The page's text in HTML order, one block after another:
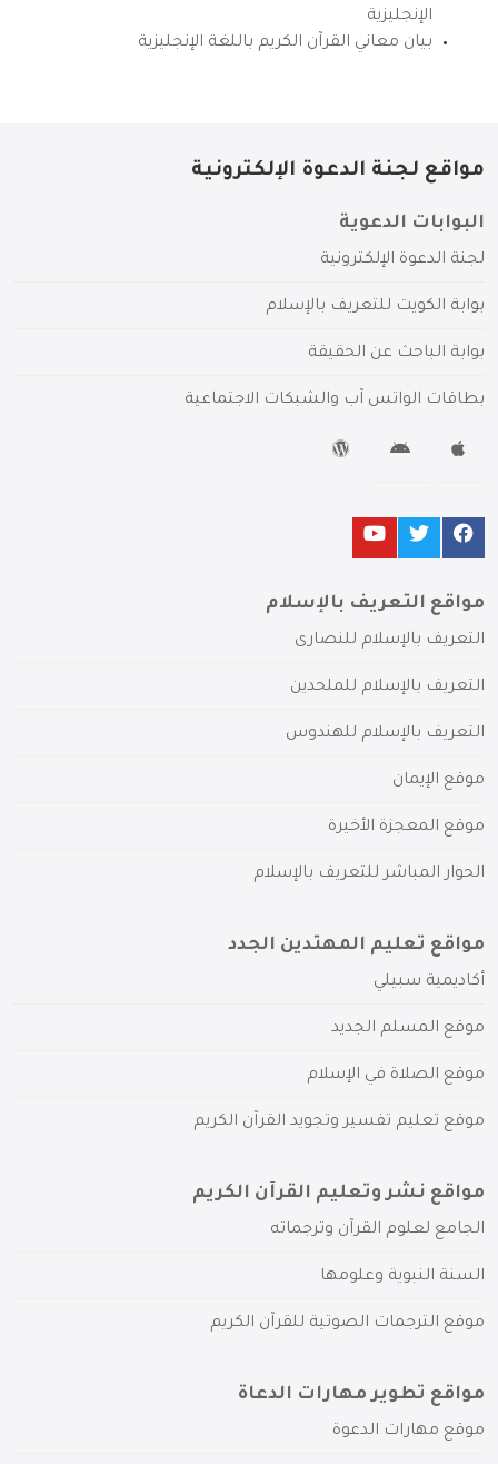
الإنجليزية
بيان معاني القرآن الكريم باللغة الإنجليزية
مواقع لجنة الدعوة الإلكترونية
البوابات الدعوية
لجنة الدعوة الإلكترونية
بوابة الكويت للتعريف بالإسلام
بوابة الباحث عن الحقيقة
بطاقات الواتس آب والشبكات الاجتماعية
مواقع التعريف بالإسلام
التعريف بالإسلام للنصارى
التعريف بالإسلام للملحدين
التعريف بالإسلام للهندوس
موقع الإيمان
موقع المعجزة الأخيرة
الحوار المباشر للتعريف بالإسلام
مواقع تعليم المهتدين الجدد
أكاديمية سبيلي
موقع المسلم الجديد
موقع الصلاة في الإسلام
موقع تعليم تفسير وتجويد القرآن الكريم
مواقع نشر وتعليم القرآن الكريم
الجامع لعلوم القرآن وترجماته
السنة النبوية وعلومها
موقع الترجمات الصوتية للقرآن الكريم
مواقع تطوير مهارات الدعاة
موقع مهارات الدعوة